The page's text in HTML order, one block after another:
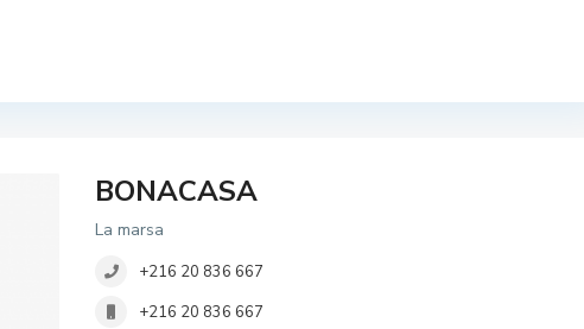
BONACASA
La marsa
+216 20 836 667
+216 20 836 667